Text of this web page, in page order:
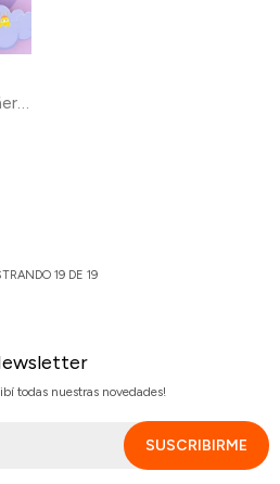
19 DE 19
todas nuestras novedades!
SUSCRIBIRME